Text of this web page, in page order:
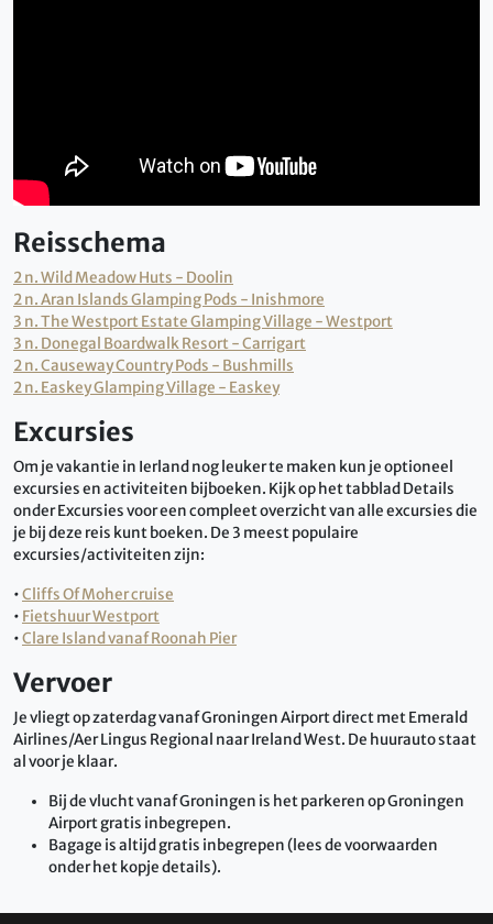
Reisschema
2 n. Wild Meadow Huts - Doolin
2 n. Aran Islands Glamping Pods - Inishmore
3 n. The Westport Estate Glamping Village - Westport
3 n. Donegal Boardwalk Resort - Carrigart
2 n. Causeway Country Pods - Bushmills
2 n. Easkey Glamping Village - Easkey
Excursies
Om je vakantie in Ierland nog leuker te maken kun je optioneel
excursies en activiteiten bijboeken. Kijk op het tabblad Details
onder Excursies voor een compleet overzicht van alle excursies die
je bij deze reis kunt boeken. De 3 meest populaire
excursies/activiteiten zijn:
•Cliffs Of Moher cruise
• Fietshuur Westport
•Clare Island vanaf Roonah Pier
Vervoer
Je vliegt op zaterdag vanaf Groningen Airport direct met Emerald
Airlines/Aer Lingus Regional naar Ireland West. De huurauto staat
al voor je klaar.
Bij de vlucht vanaf Groningen is het parkeren op Groningen
Airport gratis inbegrepen.
Bagage is altijd gratis inbegrepen (lees de voorwaarden
onder het kopje details).